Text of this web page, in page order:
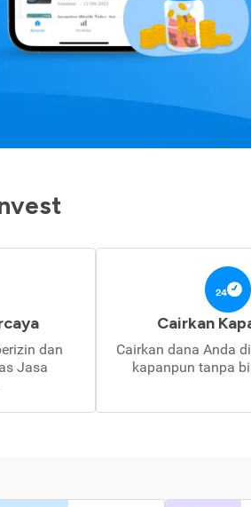
dan
Jasa
Cairkan
Cairkan dana Anda
kapanpun tanpa